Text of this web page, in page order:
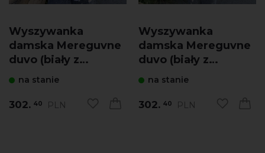
Wyszywanka
damska Mereguvne
duvo (biały z
niebieskim)
na stanie
302. 40 PLN
Wyszywanka
damska Mereguvne
duvo (biały z
granatowym)
na stanie
302. 40 PLN